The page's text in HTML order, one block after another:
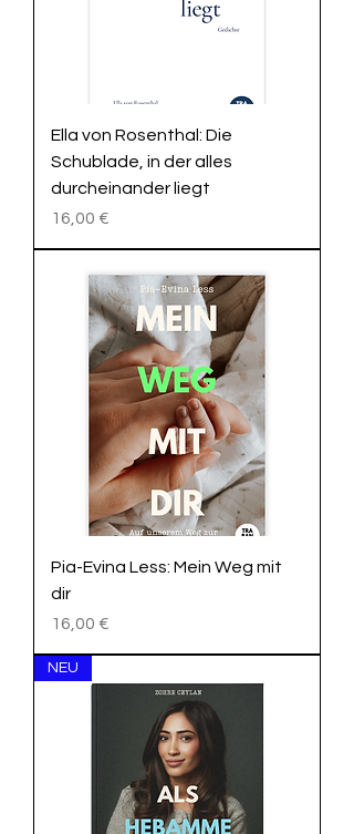
Ella von Rosenthal: Die
Schublade, in der alles
durcheinander liegt
Preis
16,00 €
Pia-Evina Less: Mein Weg mit
dir
Preis
16,00 €
NEU